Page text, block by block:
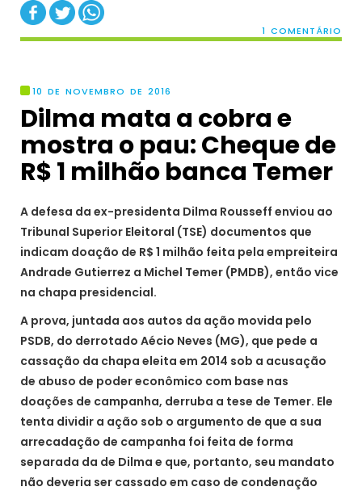
1 COMENTÁRIO
10 DE NOVEMBRO DE 2016
Dilma mata a cobra e
mostra o pau: Cheque de
R$ 1 milhão banca Temer
A defesa da ex-presidenta Dilma Rousseff enviou ao
Tribunal Superior Eleitoral (TSE) documentos que
indicam doação de R$ 1 milhão feita pela empreiteira
Andrade Gutierrez a Michel Temer (PMDB), então vice
na chapa presidencial.
A prova, juntada aos autos da ação movida pelo
PSDB, do derrotado Aécio Neves (MG), que pede a
cassação da chapa eleita em 2014 sob a acusação
de abuso de poder econômico com base nas
doações de campanha, derruba a tese de Temer. Ele
tenta dividir a ação sob o argumento de que a sua
arrecadação de campanha foi feita de forma
separada da de Dilma e que, portanto, seu mandato
não deveria ser cassado em caso de condenação